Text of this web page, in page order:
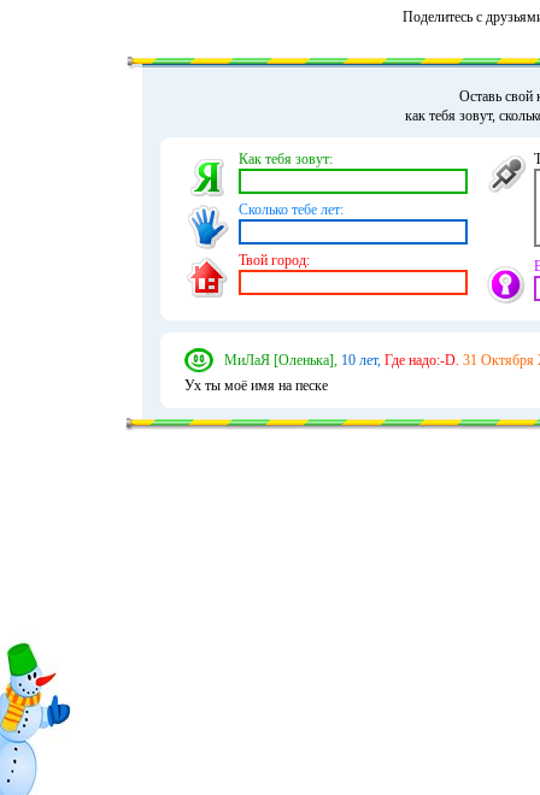
Поделитесь с
Оставь свой
как тебя зовут,
Как тебя зовут:
Сколько тебе лет:
Твой город:
МиЛаЯ [Оленька], 10 лет, Где надо:-D. 31 Октября
Ух ты моё имя на песке